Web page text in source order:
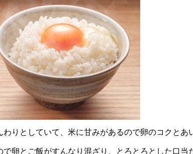
りとしていて、米に甘みがあるので卵のコクとあ
卵とご飯がすんなり混ざり、とろとろとした口当